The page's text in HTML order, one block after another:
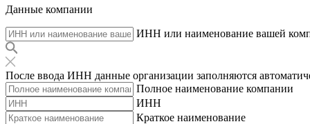
Данные компании
ИНН или наименование вашей
После ввода ИНН данные организации заполняются
Полное наименование компании
ИНН
Краткое наименование